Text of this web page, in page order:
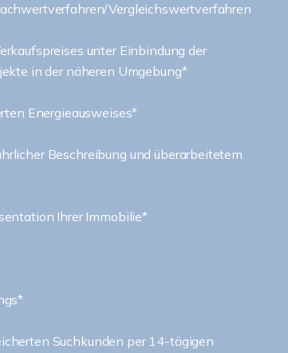
Vergleichswertverfahren
unter Einbindung der
in der näheren Umgebung*
Energieausweises*
Beschreibung und überarbeitetem
Ihrer Immobilie*
Suchkunden per 14-tägigen